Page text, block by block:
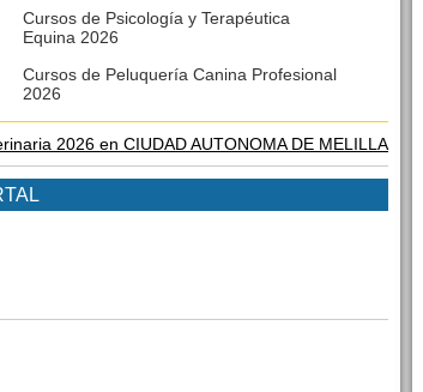
Cursos de Psicología y Terapéutica
Equina 2026
Cursos de Peluquería Canina Profesional
2026
2026 en CIUDAD AUTONOMA DE MELILLA